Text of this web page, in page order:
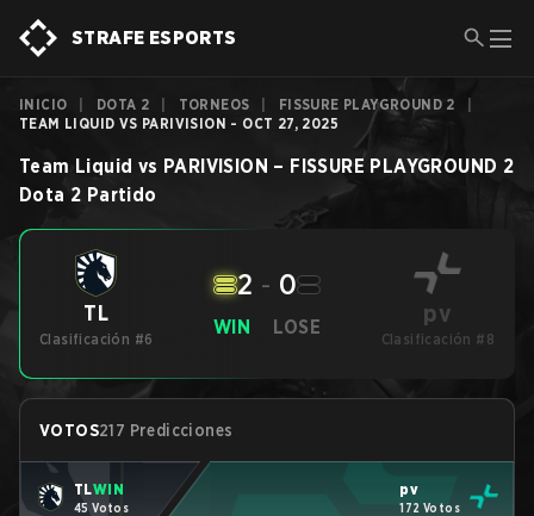
STRAFE ESPORTS
INICIO DOTA 2 TORNEOS FISSURE PLAYGROUND 2
TEAM LIQUID VS PARIVISION - OCT 27, 2025
Team Liquid vs PARIVISION – FISSURE PLAYGROUND 2
Dota 2 Partido
TL
Clasificación #6
WIN
2 - 0
LOSE pv
Clasificación #8
VOTOS217 Predicciones
TLWIN
45 Votos
pv
172 Votos